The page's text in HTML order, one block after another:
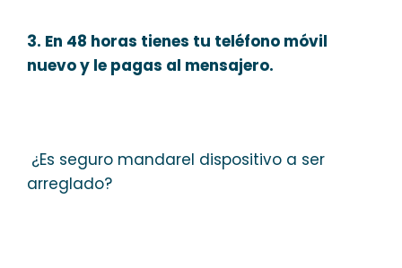
3. En 48 horas tienes tu teléfono móvil
nuevo y le pagas al mensajero.
¿Es seguro mandarel dispositivo a ser
arreglado?